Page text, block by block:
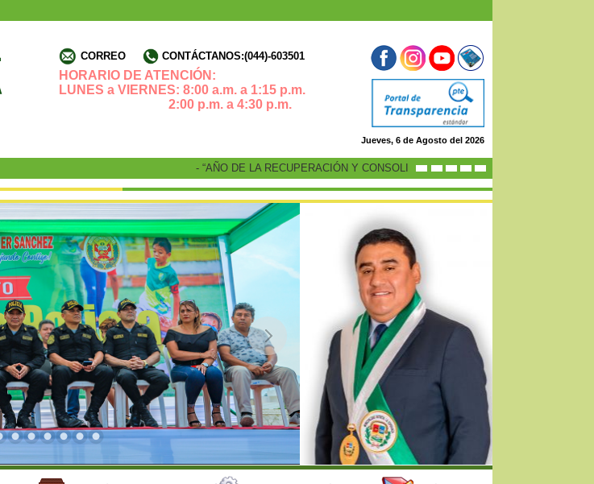
CORREO CONTÁCTANOS:(044)-603501
HORARIO DE ATENCIÓN:
LUNES a VIERNES: 8:00 a.m. a 1:15 p.m.
2:00 p.m. a 4:30 p.m.
Jueves, 6 de Agosto del 2026
- “AÑO DE LA RECUPERACIÓN Y CONSOLIDACIÓN DE LA ECONOMÍA PERUANA”